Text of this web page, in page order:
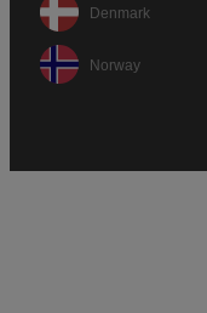
Denmark
Norway